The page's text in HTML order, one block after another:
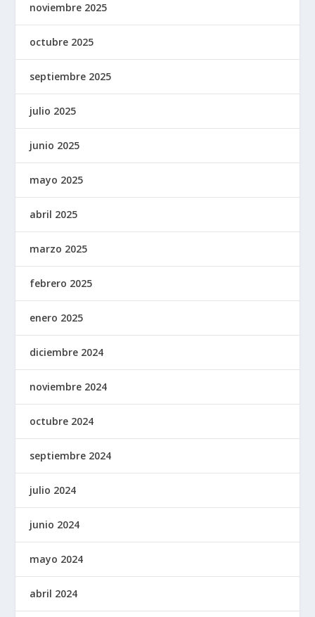
noviembre 2025
octubre 2025
septiembre 2025
julio 2025
junio 2025
mayo 2025
abril 2025
marzo 2025
febrero 2025
enero 2025
diciembre 2024
noviembre 2024
octubre 2024
septiembre 2024
julio 2024
junio 2024
mayo 2024
abril 2024